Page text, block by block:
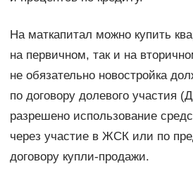
На маткапитал можно купить
на первичном, так и на
не обязательно новостройка
по договору долевого участия
разрешено использование
через участие в ЖСК или по
договору купли-продажи.